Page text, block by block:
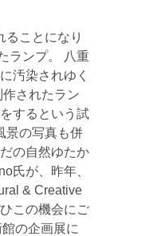
ることになり
ランプ。 八重
汚染されゆく
されたラン
するという試
景の写真も併
の自然ゆたか
氏が、昨年、
& Creative
この機会にご
の企画展に